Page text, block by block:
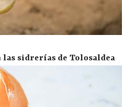
las sidrerías de Tolosaldea